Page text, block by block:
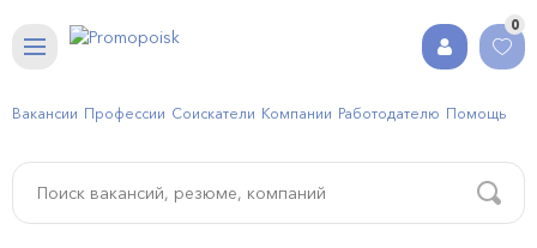
0
Вакансии Профессии Соискатели Компании Работодателю Помощь